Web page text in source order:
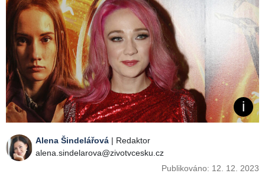
Alena Šindelářová | Redaktor
alena.sindelarova@zivotvcesku.cz
Publikováno: 12. 12. 2023